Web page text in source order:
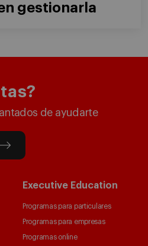
gestionarla
de ayudarte
Executive Education
Programas para particulares
Programas para empresas
Programas online